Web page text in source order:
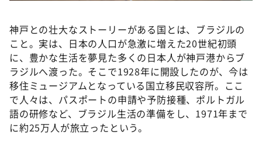
神戸との壮大なストーリーがある国とは、ブラジルの
こと。実は、日本の人口が急激に増えた20世紀初頭
に、豊かな生活を夢見た多くの日本人が神戸港からブ
ラジルへ渡った。そこで1928年に開設したのが、今は
移住ミュージアムとなっている国立移民収容所。ここ
で人々は、パスポートの申請や予防接種、ポルトガル
語の研修など、ブラジル生活の準備をし、1971年まで
に約25万人が旅立ったという。